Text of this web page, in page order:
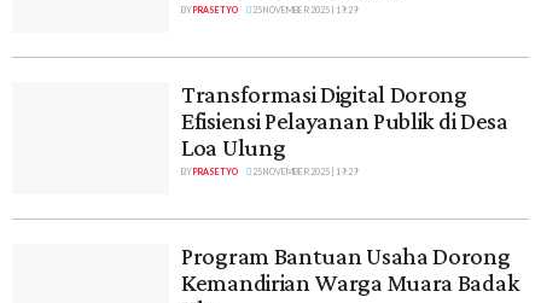
BYPRASETYO 25 NOVEMBER 2025 | 19:29
Transformasi Digital Dorong
Efisiensi Pelayanan Publik di Desa
Loa Ulung
BYPRASETYO 25 NOVEMBER 2025 | 19:29
Program Bantuan Usaha Dorong
Kemandirian Warga Muara Badak